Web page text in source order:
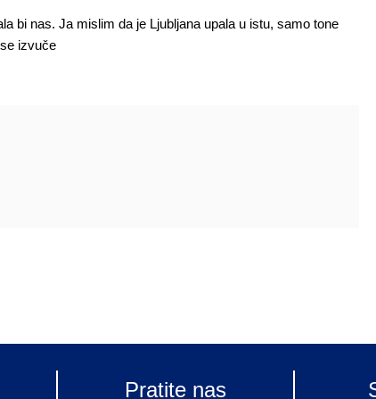
bi nas. Ja mislim da je Ljubljana upala u istu, samo tone
izvuče
Pratite nas